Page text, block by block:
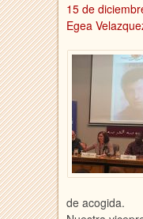
15 de
Egea
de acogida.